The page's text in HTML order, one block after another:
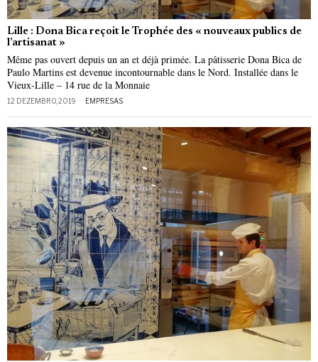
Lille : Dona Bica reçoit le Trophée des « nouveaux publics de
l’artisanat »
Même pas ouvert depuis un an et déjà primée. La pâtisserie Dona Bica de
Paulo Martins est devenue incontournable dans le Nord. Installée dans le
Vieux-Lille – 14 rue de la Monnaie
12 DEZEMBRO, 2019 EMPRESAS